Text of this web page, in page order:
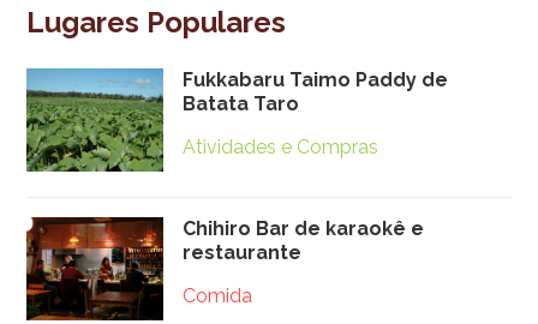
Lugares Populares
Fukkabaru Taimo Paddy de
Batata Taro
Atividades e Compras
Chihiro Bar de karaokê e
restaurante
Comida